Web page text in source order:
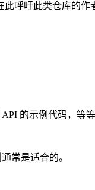
此呼吁此类仓库的作
的示例代码，等
常是适合的。